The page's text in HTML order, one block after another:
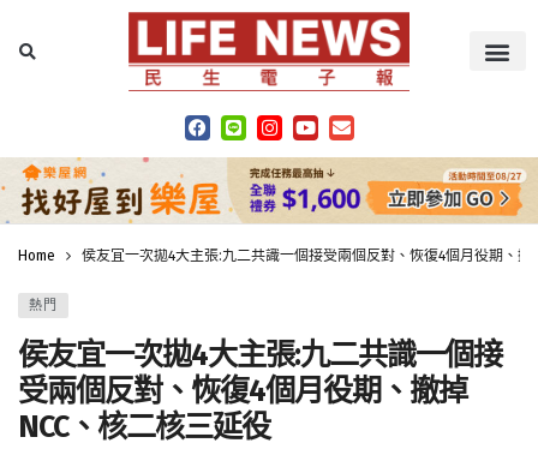
Home 侯友宜一次拋4大主張:九二共識一個接受兩個反對、恢復4個月役期、撤
熱門
侯友宜一次拋4大主張:九二共識一個接
受兩個反對、恢復4個月役期、撤掉
NCC、核二核三延役